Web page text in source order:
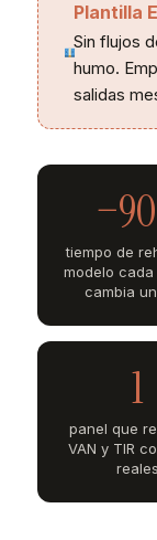
Plantilla
Sin flujos
humo.
salidas
tiempo de
modelo cada
cambia
1
panel que
VAN y TIR
reales